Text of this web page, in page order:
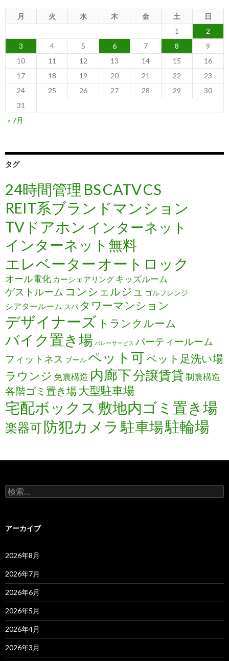
月 火 水 木 金 土
日
1
2
3
4 5 6 7 8
9
10
11 12 13 14 15
16
17
18 19 20 21 22
23
24
25 26 27 28 29
30
31
« 7月
タグ
24時間管理 BSCATVCS
REIT系ブランドマンション
TVドアホン インターネット
インターネット無料
エレベーター オートロック
オール電化 カーシェアリング キッズルーム
ゲストルーム コンシェルジュ ゴルフレンジ
シアタールーム スパ タワーマンション
デザイナーズ トランクルーム
バイク置き場 バレーサービス パーティールーム
フィットネス プールペット可ペット足洗い場
ラウンジ 免震構造 内廊下分譲賃貸制震構造
各階ゴミ置き場大型駐車場
宅配ボックス 敷地内ゴミ置き場
楽器可防犯カメラ 駐車場駐輪場
検
索:
アーカイブ
2026年8月
2026年7月
2026年6月
2026年5月
2026年4月
2026年3月